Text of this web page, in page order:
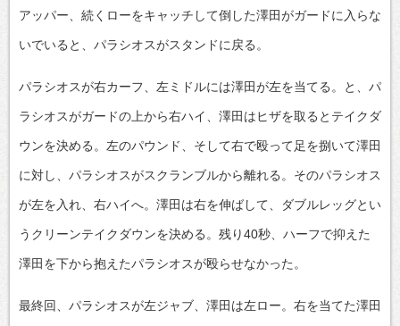
アッパー、続くローをキャッチして倒した澤田がガードに入らな
いでいると、パラシオスがスタンドに戻る。
パラシオスが右カーフ、左ミドルには澤田が左を当てる。と、パ
ラシオスがガードの上から右ハイ、澤田はヒザを取るとテイクダ
ウンを決める。左のパウンド、そして右で殴って足を捌いて澤田
に対し、パラシオスがスクランブルから離れる。そのパラシオス
が左を入れ、右ハイへ。澤田は右を伸ばして、ダブルレッグとい
うクリーンテイクダウンを決める。残り40秒、ハーフで抑えた
澤田を下から抱えたパラシオスが殴らせなかった。
最終回、パラシオスが左ジャブ、澤田は左ロー。右を当てた澤田